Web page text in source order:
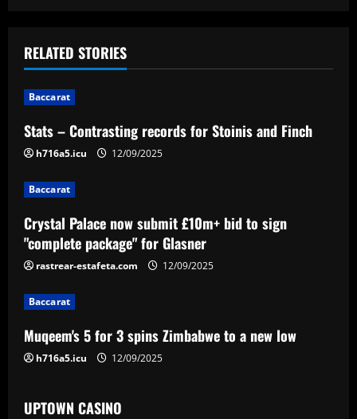
t
n
a
v
i
g
a
t
i
o
RELATED STORIES
Baccarat
Stats – Contrasting records for Stoinis and Finch
h716a5.icu 12/09/2025
Baccarat
Crystal Palace now submit £10m+ bid to sign
"complete package" for Glasner
rastrear-estafeta.com 12/09/2025
Baccarat
Muqeem's 5 for 3 spins Zimbabwe to a new low
h716a5.icu 12/09/2025
UPTOWN CASINO